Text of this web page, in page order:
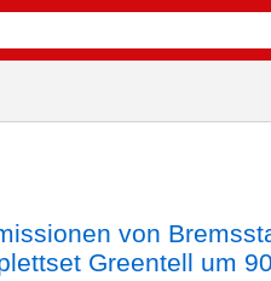
von
Greentell um